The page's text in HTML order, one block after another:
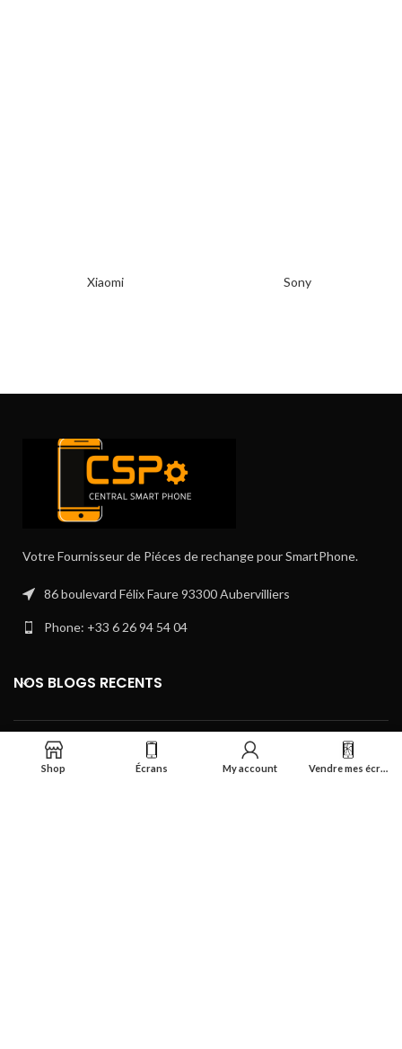
Xiaomi Sony
Votre Fournisseur de Piéces de rechange pour SmartPhone.
86 boulevard Félix Faure 93300 Aubervilliers
Phone: +33 6 26 94 54 04
NOS BLOGS RECENTS
FOOTER MENU
Shop Écrans My account Vendre mes écrans